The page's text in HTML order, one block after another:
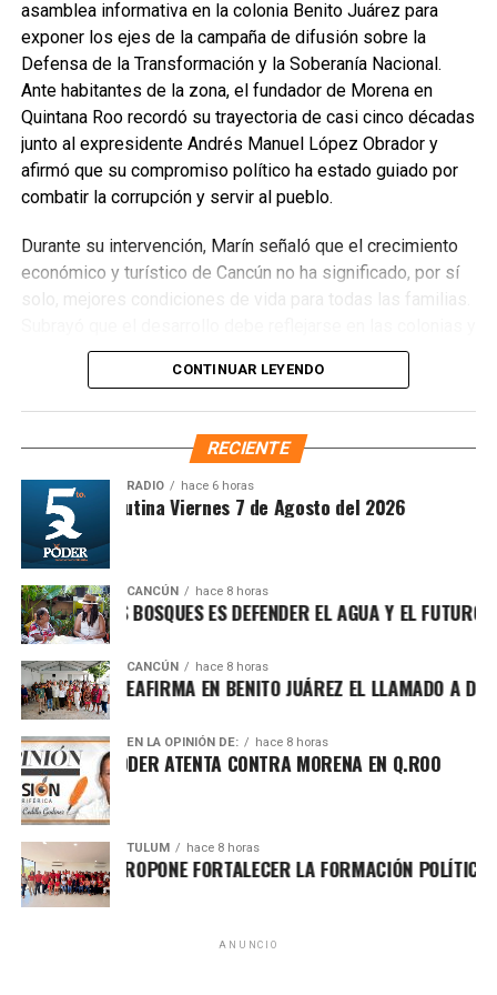
La Jornada Nacional de Reforestación intervendrá
ecosistemas como bosques templados, selvas húmedas
y secas, matorrales, pastizales y manglares mediante la
plantación de 302 especies, de las cuales 261 son nativas
y 41 endémicas. Las acciones alcanzarán 37 Áreas
Naturales Protegidas y 17 Áreas Destinadas
Voluntariamente a la Conservación, con el objetivo de
recuperar territorios estratégicos y fortalecer la resiliencia
Finalmente, Marybel Villegas afirmó que reforestar es
proteger el agua, regenerar los suelos y construir
recursos naturales también significa defender nuestra
calidad de vida”, expresó.
asamblea informativa en la colonia Benito Juárez para
exponer los ejes de la campaña de difusión sobre la
Defensa de la Transformación y la Soberanía Nacional.
Ante habitantes de la zona, el fundador de Morena en
Quintana Roo recordó su trayectoria de casi cinco décadas
junto al expresidente Andrés Manuel López Obrador y
afirmó que su compromiso político ha estado guiado por
combatir la corrupción y servir al pueblo.
Durante su intervención, Marín señaló que el crecimiento
económico y turístico de Cancún no ha significado, por sí
solo, mejores condiciones de vida para todas las familias.
en quienes históricamente han permanecido rezagados,
destacando el impacto de los programas sociales, el
incremento del salario mínimo y las inversiones federales
realizadas en el sureste durante el gobierno de López
Obrador. Enfatizó que estos avances deben consolidarse
para garantizar bienestar y justicia social.
Asimismo, explicó que la gira informativa responde al
llamado de fortalecer la defensa de la soberanía nacional
frente a expresiones que, dijo, promueven posturas
postura de la presidenta Claudia Sheinbaum de mantener
CONTINUAR LEYENDO
RECIENTE
RADIO hace 6 horas
Sintesis Matutina Viernes 7 de Agosto del 2026
CANCÚN hace 8 horas
LOS BOSQUES ES DEFENDER EL AGUA Y EL FUTURO DE
CANCÚN hace 8 horas
MARÍN REAFIRMA EN BENITO JUÁREZ EL LLAMADO A
EN LA OPINIÓN DE: hace 8 horas
POR EL PODER ATENTA CONTRA MORENA EN Q.ROO
TULUM hace 8 horas
ALDAY PROPONE FORTALECER LA FORMACIÓN POLÍTICA
ANUNCIO